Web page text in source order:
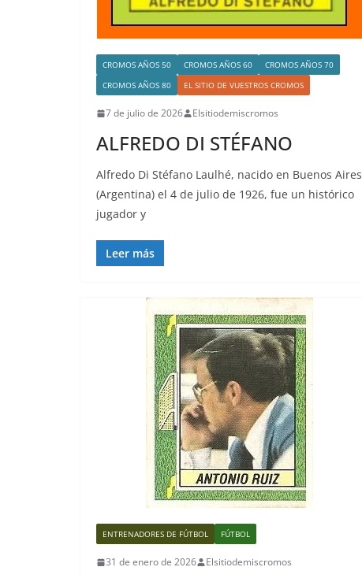
CROMOS AÑOS 50 CROMOS AÑOS 60
CROMOS AÑOS 70
CROMOS AÑOS 80
EL SITIO DE VUESTROS CROMOS
7 de julio de 2026 Elsitiodemiscromos
ALFREDO DI STÉFANO
Alfredo Di Stéfano Laulhé, nacido en Buenos Aires
(Argentina) el 4 de julio de 1926, fue un histórico
jugador y
Leer más
ENTRENADORES DE FÚTBOL FÚTBOL
31 de enero de 2026 Elsitiodemiscromos